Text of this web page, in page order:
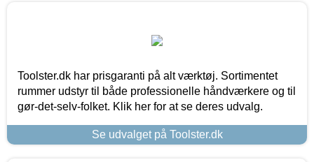
Toolster.dk har prisgaranti på alt værktøj. Sortimentet
rummer udstyr til både professionelle håndværkere og til
gør-det-selv-folket. Klik her for at se deres udvalg.
Se udvalget på Toolster.dk